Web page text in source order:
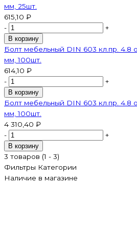
мм, 25шт.
615,10 ₽
-
+
В корзину
Болт мебельный DIN 603 кл.пр. 4.8
мм, 100шт.
614,10 ₽
-
+
В корзину
Болт мебельный DIN 603 кл.пр. 4.8
мм, 100шт.
4 310,40 ₽
-
+
В корзину
3 товаров (1 - 3)
Фильтры Категории
Наличие в магазине